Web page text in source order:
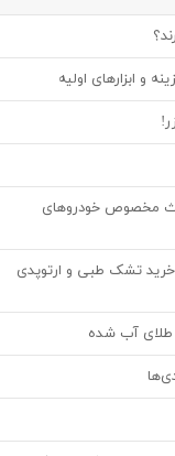
و ابزارهای اولیه
مخصوص خودروهای
تشک طبی و ارتوپدی
طلای آب شده